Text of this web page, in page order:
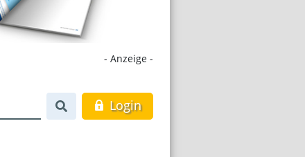
- Anzeige -
Login